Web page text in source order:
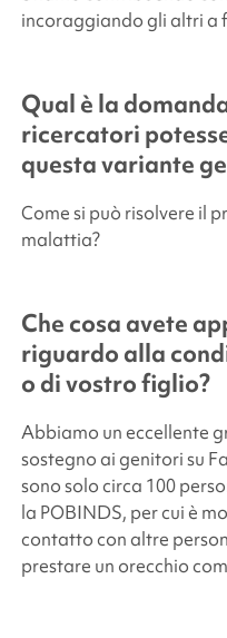
incoraggiando gli altri a
Qual è la
ricercatori
questa variante
Come si può risolvere il
malattia?
Che cosa avete
riguardo alla
o di vostro figlio?
Abbiamo un eccellente
sostegno ai genitori su
sono solo circa 100
la POBINDS, per cui è
contatto con altre
prestare un orecchio